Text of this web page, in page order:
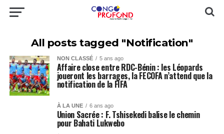
All posts tagged "Notification"
NON CLASSÉ 5 ans ago
Affaire close entre RDC-Bénin : les Léopards
joueront les barrages, la FECOFA n’attend que la
notification de la FIFA
À LA UNE 6 ans ago
Union Sacrée : F. Tshisekedi balise le chemin
pour Bahati Lukwebo